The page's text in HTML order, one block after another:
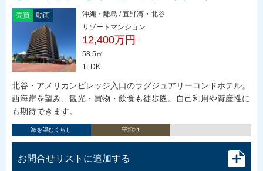
売買 動画
沖縄・離島 / 宜野湾・北谷
リゾートマンション
12,400万円
58.5㎡
1LDK
北谷・アメリカンビレッジ入口のラグジュアリーコンドホテル。
西海岸を望み、観光・買物・飲食も徒歩圏。自己利用や資産性に
も期待できます。
海を望むくらし 平坦地
お問合せリストに追加する